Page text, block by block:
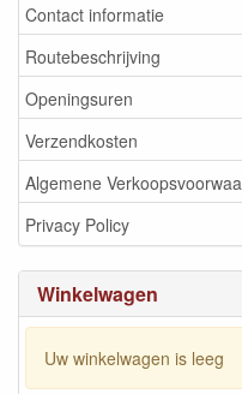
Contact informatie
Routebeschrijving
Openingsuren
Verzendkosten
Algemene
Privacy Policy
Winkelwagen
Uw winkelwagen is leeg